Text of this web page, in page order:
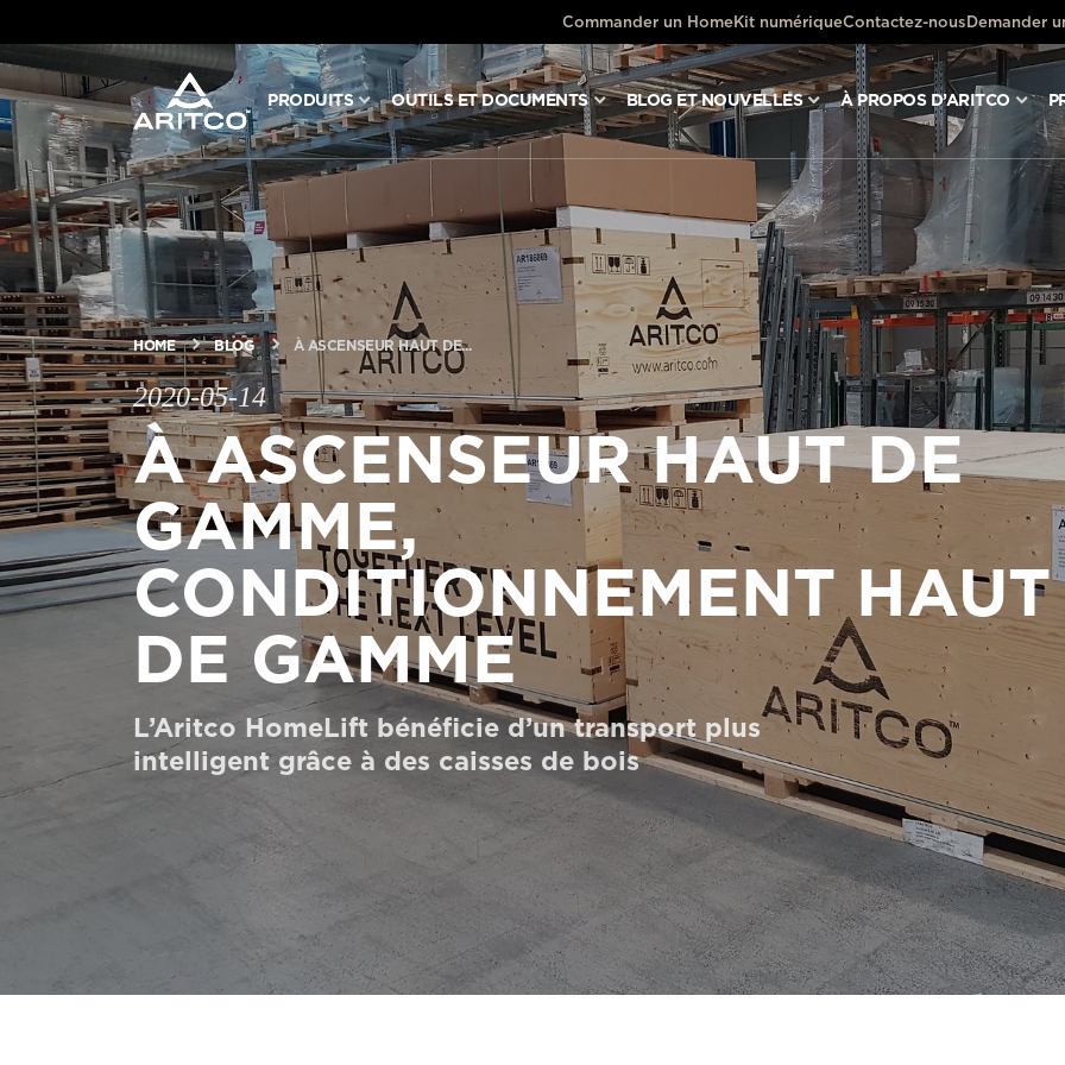
Commander un HomeKit numériqueContactez-nous Demander
PRODUITS OUTILS ET DOCUMENTS BLOG ET NOUVELLES À PROPOS D’ARITCO
PRODUITS
OUTILS ET DOCUMENTS
BLOG ET NOUVELLES
À PROPOS D’ARITCO
PROFESSIONNEL
Commander un HomeKit numérique
Contactez-nous
Demander un devis
Newsletter S’enregistrer
HOME BLOG À ASCENSEUR HAUT DE...
2020-05-14
À ASCENSEUR HAUT DE
GAMME,
CONDITIONNEMENT HAUT
DE GAMME
L’Aritco HomeLift bénéficie d’un transport plus
intelligent grâce à des caisses de bois